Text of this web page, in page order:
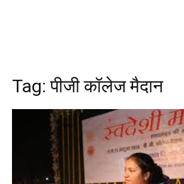
Tag:पीजी कॉलेज मैदान